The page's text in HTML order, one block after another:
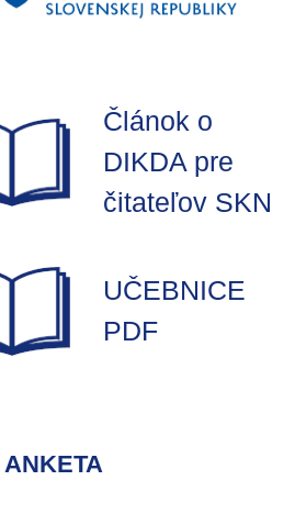
Článok o
DIKDA pre
čitateľov SKN
UČEBNICE
PDF
ANKETA